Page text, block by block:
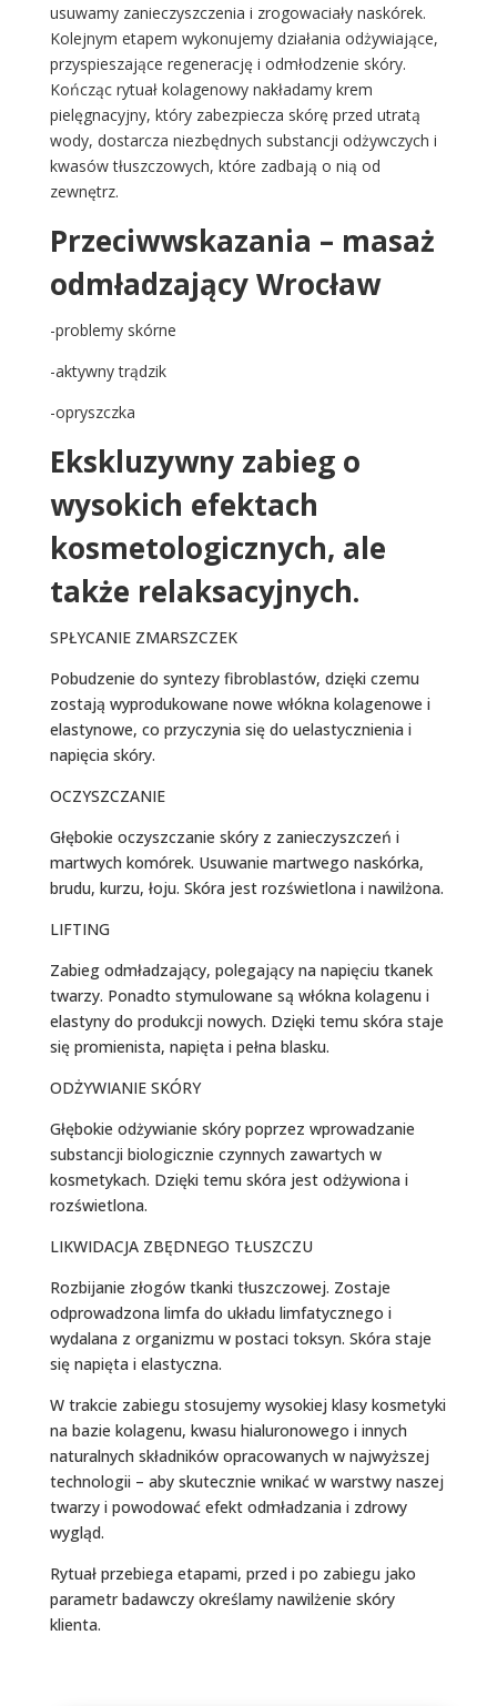
usuwamy zanieczyszczenia i zrogowaciały naskórek.
Kolejnym etapem wykonujemy działania odżywiające,
przyspieszające regenerację i odmłodzenie skóry.
Kończąc rytuał kolagenowy nakładamy krem
pielęgnacyjny, który zabezpiecza skórę przed utratą
wody, dostarcza niezbędnych substancji odżywczych i
kwasów tłuszczowych, które zadbają o nią od
zewnętrz.
Przeciwwskazania – masaż
odmładzający Wrocław
-problemy skórne
-aktywny trądzik
-opryszczka
Ekskluzywny zabieg o
wysokich efektach
kosmetologicznych, ale
także relaksacyjnych.
SPŁYCANIE ZMARSZCZEK
Pobudzenie do syntezy fibroblastów, dzięki czemu
zostają wyprodukowane nowe włókna kolagenowe i
elastynowe, co przyczynia się do uelastycznienia i
napięcia skóry.
OCZYSZCZANIE
Głębokie oczyszczanie skóry z zanieczyszczeń i
martwych komórek. Usuwanie martwego naskórka,
brudu, kurzu, łoju. Skóra jest rozświetlona i nawilżona.
LIFTING
Zabieg odmładzający, polegający na napięciu tkanek
twarzy. Ponadto stymulowane są włókna kolagenu i
elastyny do produkcji nowych. Dzięki temu skóra staje
się promienista, napięta i pełna blasku.
ODŻYWIANIE SKÓRY
Głębokie odżywianie skóry poprzez wprowadzanie
substancji biologicznie czynnych zawartych w
kosmetykach. Dzięki temu skóra jest odżywiona i
rozświetlona.
LIKWIDACJA ZBĘDNEGO TŁUSZCZU
Rozbijanie złogów tkanki tłuszczowej. Zostaje
odprowadzona limfa do układu limfatycznego i
wydalana z organizmu w postaci toksyn. Skóra staje
się napięta i elastyczna.
W trakcie zabiegu stosujemy wysokiej klasy kosmetyki
na bazie kolagenu, kwasu hialuronowego i innych
naturalnych składników opracowanych w najwyższej
technologii – aby skutecznie wnikać w warstwy naszej
twarzy i powodować efekt odmładzania i zdrowy
wygląd.
Rytuał przebiega etapami, przed i po zabiegu jako
parametr badawczy określamy nawilżenie skóry
klienta.